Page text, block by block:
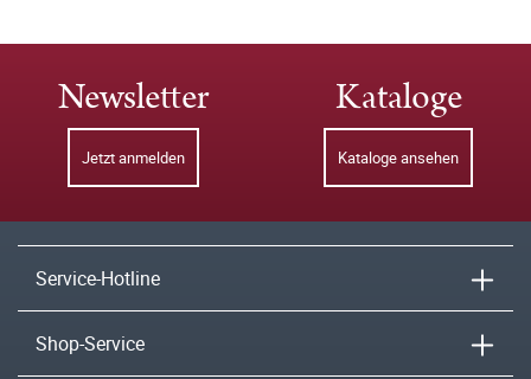
Newsletter
Jetzt anmelden
Kataloge
Kataloge ansehen
Service-Hotline
Shop-Service